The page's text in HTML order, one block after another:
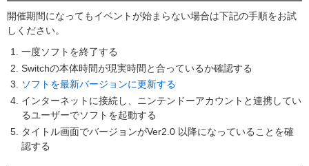
開催期間になってもイベントが始まらない場合は下記の手順をお試
しください。
一度ソフトを終了する
Switchの本体時間が現実時間と合っているか確認する
ソフトを最新バージョンに更新する
インターネットに接続し、ニンテンドーアカウントと連携してい
るユーザーでソフトを起動する
タイトル画面でバージョンがVer2.0 以降になっていることを確
認する